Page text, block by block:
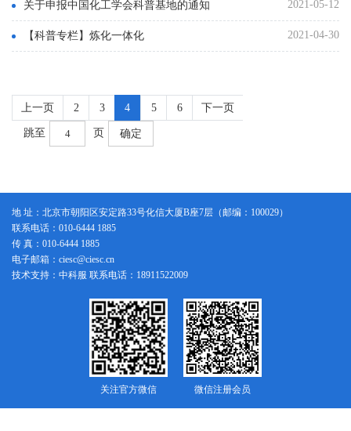
关于申报中国化工学会科普基地的通知 2021-05-12
【科普专栏】炼化一体化 2021-04-30
上一页 2 3 4 5 6 下一页
跳至 页 确定
地 址：北京市朝阳区安定路33号化信大厦B座7层（邮编：100029）
联系电话：010-6444 1885
传 真：010-6444 1885
电子邮箱：ciesc@ciesc.cn
技术支持：中科服 联系电话：18911522009
关注官方微信 微信注册会员